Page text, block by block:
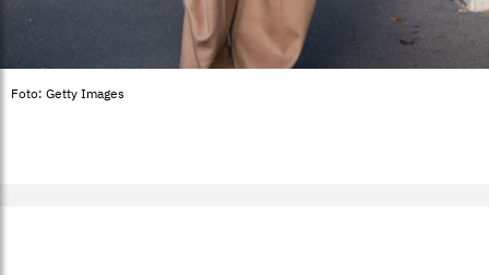
Foto: Getty Images